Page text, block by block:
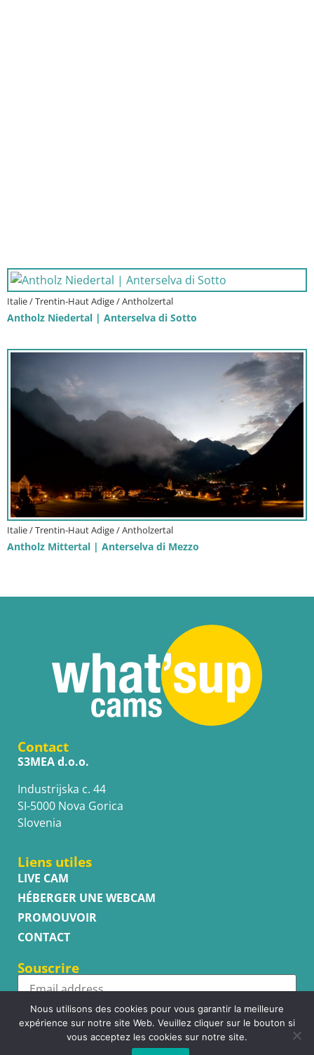
Italie / Trentin-Haut Adige / Antholzertal
Antholz Niedertal | Anterselva di Sotto
Italie / Trentin-Haut Adige / Antholzertal
Antholz Mittertal | Anterselva di Mezzo
Contact
S3MEA d.o.o.
Industrijska c. 44
SI-5000 Nova Gorica
Slovenia
Liens utiles
LIVE CAM
HÉBERGER UNE WEBCAM
PROMOUVOIR
CONTACT
Souscrire
Subscribe
Nous utilisons des cookies pour vous garantir la meilleure
expérience sur notre site Web. Veuillez cliquer sur le bouton si
vous acceptez les cookies sur notre site.